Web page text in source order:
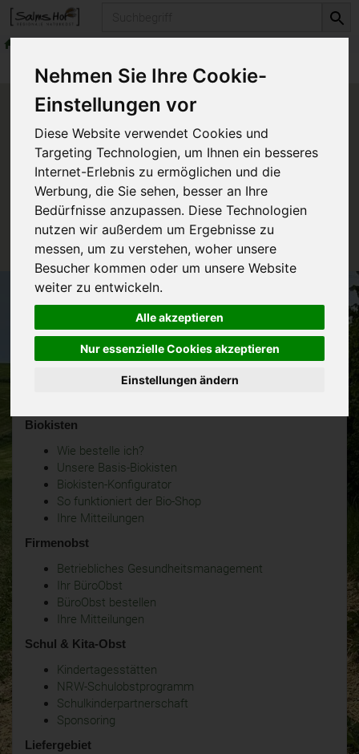
Nehmen Sie Ihre Cookie-
Einstellungen vor
Diese Website verwendet Cookies und
Targeting Technologien, um Ihnen ein besseres
Internet-Erlebnis zu ermöglichen und die
Werbung, die Sie sehen, besser an Ihre
Bedürfnisse anzupassen. Diese Technologien
nutzen wir außerdem um Ergebnisse zu
messen, um zu verstehen, woher unsere
Besucher kommen oder um unsere Website
weiter zu entwickeln.
Alle akzeptieren
Nur essenzielle Cookies akzeptieren
Einstellungen ändern
Produkte
Produkt "PAD Business Box -
For two -" nicht verfügbar.
Das von Ihnen gesuchte Produkt ist leider zur Zeit
nicht verfügbar.
Biokisten
Wie bestelle ich?
Unsere Basis-Biokisten
Biokisten-Konfigurator
So funktioniert der Bio-Shop
Ihre Mitteilungen
Firmenobst
Betriebliches Gesundheitsmanagement
Ihr BüroObst
BüroObst bestellen
Ihre Mitteilungen
Schul & Kita-Obst
Kindertagesstätten
NRW-Schulobstprogramm
Schulkinderpartnerschaft
Sponsoring
Liefergebiet